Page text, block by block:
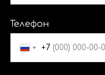
Телефон
+7